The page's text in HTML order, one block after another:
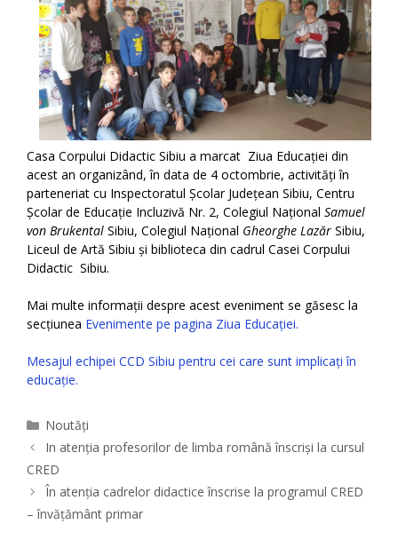
Casa Corpului Didactic Sibiu a marcat Ziua Educației din
acest an organizând, în data de 4 octombrie, activități în
parteneriat cu Inspectoratul Școlar Județean Sibiu, Centru
Școlar de Educație Incluzivă Nr. 2, Colegiul Național Samuel
von Brukental Sibiu, Colegiul Național Gheorghe Lazăr Sibiu,
Liceul de Artă Sibiu și biblioteca din cadrul Casei Corpului
Didactic Sibiu.
Mai multe informații despre acest eveniment se găsesc la
secțiunea Evenimente pe pagina Ziua Educației.
Mesajul echipei CCD Sibiu pentru cei care sunt implicați în
educație.
Categories
Noutăți
In atenția profesorilor de limba română înscriși la cursul
CRED
În atenția cadrelor didactice înscrise la programul CRED
– învățământ primar